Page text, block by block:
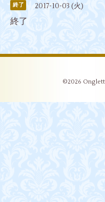
終了 2017-10-03 (火)
終了
©2026